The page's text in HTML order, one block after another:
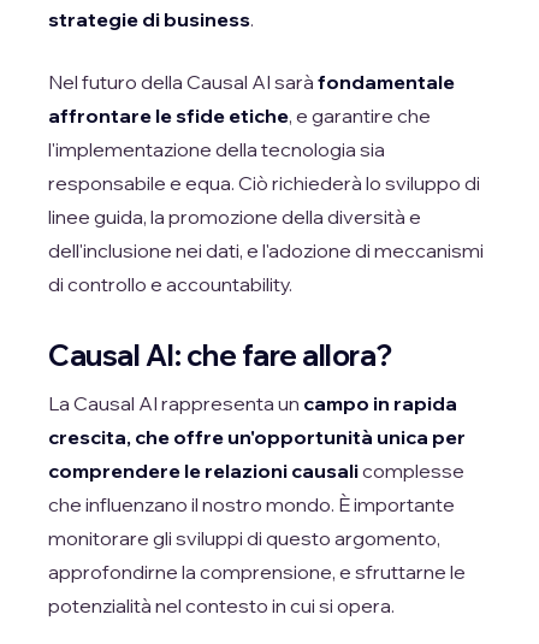
strategie di business.
Nel futuro della Causal AI sarà fondamentale
affrontare le sfide etiche, e garantire che
l'implementazione della tecnologia sia
responsabile e equa. Ciò richiederà lo sviluppo di
linee guida, la promozione della diversità e
dell'inclusione nei dati, e l'adozione di meccanismi
di controllo e accountability.
Causal AI: che fare allora?
La Causal AI rappresenta un campo in rapida
crescita, che offre un'opportunità unica per
comprendere le relazioni causalicomplesse
che influenzano il nostro mondo. È importante
monitorare gli sviluppi di questo argomento,
approfondirne la comprensione, e sfruttarne le
potenzialità nel contesto in cui si opera.